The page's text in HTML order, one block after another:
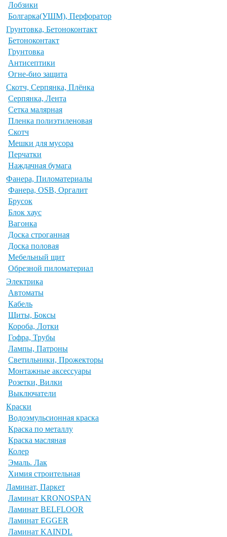
Лобзики
Болгарка(УШМ), Перфоратор
Грунтовка, Бетоноконтакт
Бетоноконтакт
Грунтовка
Антисептики
Огне-био защита
Скотч, Серпянка, Плёнка
Серпянка, Лента
Сетка малярная
Пленка полиэтиленовая
Скотч
Мешки для мусора
Перчатки
Наждачная бумага
Фанера, Пиломатериалы
Фанера, OSB, Оргалит
Брусок
Блок хаус
Вагонка
Доска строганная
Доска половая
Мебельный щит
Обрезной пиломатериал
Электрика
Автоматы
Кабель
Щиты, Боксы
Короба, Лотки
Гофра, Трубы
Лампы, Патроны
Светильники, Прожекторы
Монтажные аксессуары
Розетки, Вилки
Выключатели
Краски
Водоэмульсионная краска
Краска по металлу
Краска масляная
Колер
Эмаль. Лак
Химия строительная
Ламинат, Паркет
Ламинат KRONOSPAN
Ламинат BELFLOOR
Ламинат EGGER
Ламинат KAINDL